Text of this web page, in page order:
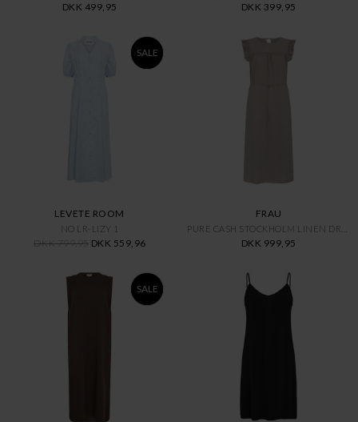
DKK 499,95 DKK 399,95
SALE
LEVETE ROOM
NO LR-LIZY 1
DKK 799,95 DKK 559,96
FRAU
DKK 999,95
SALE